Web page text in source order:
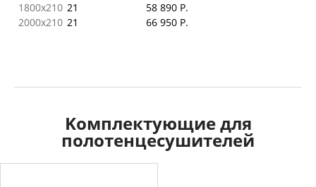
1800x210 21
58 890 Р.
2000x210 21 66 950 Р.
Kомплектующие для
полотенцесушителей